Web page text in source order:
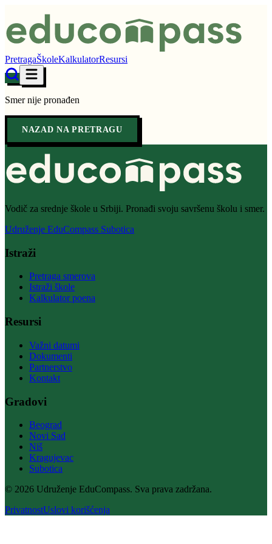
PretragaŠkoleKalkulatorResursi
Smer nije pronađen
NAZAD NA PRETRAGU
Vodič za srednje škole u Srbiji. Pronađi svoju savršenu školu i smer.
Udruženje EduCompass Subotica
Istraži
Pretraga smerova
Istraži škole
Kalkulator poena
Resursi
Važni datumi
Dokumenti
Partnerstvo
Kontakt
Gradovi
Beograd
Novi Sad
Niš
Kragujevac
Subotica
© 2026 Udruženje EduCompass. Sva prava zadržana.
PrivatnostUslovi korišćenja